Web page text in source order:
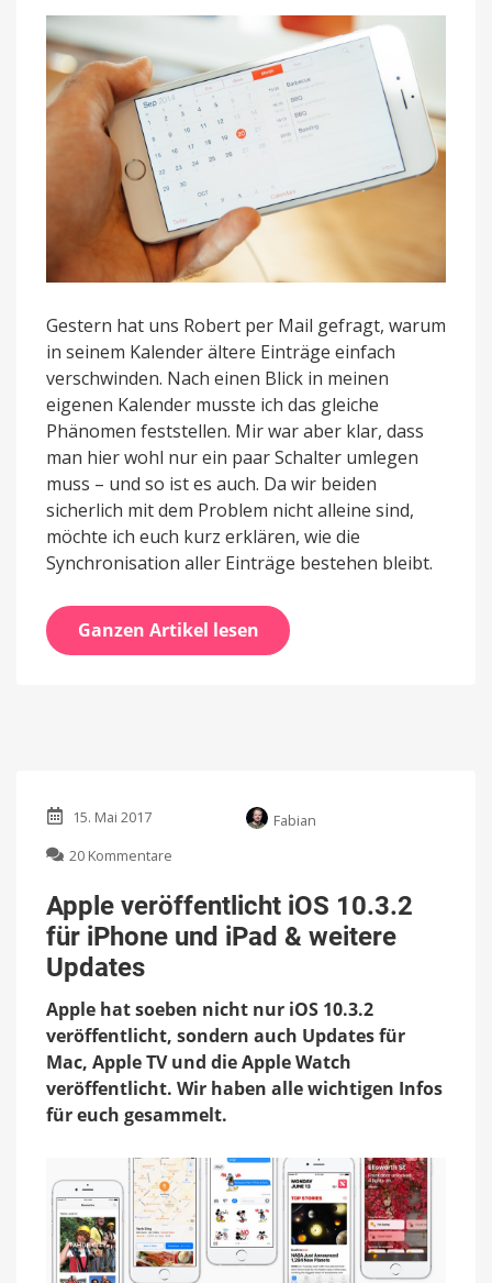
Gestern hat uns Robert per Mail gefragt, warum
in seinem Kalender ältere Einträge einfach
verschwinden. Nach einen Blick in meinen
eigenen Kalender musste ich das gleiche
Phänomen feststellen. Mir war aber klar, dass
man hier wohl nur ein paar Schalter umlegen
muss – und so ist es auch. Da wir beiden
sicherlich mit dem Problem nicht alleine sind,
möchte ich euch kurz erklären, wie die
Synchronisation aller Einträge bestehen bleibt.
Ganzen Artikel lesen
15. Mai 2017
Fabian
20 Kommentare
veröffentlicht
iOS
10.3.2
und
iPad
&
weitere
Updates
Apple veröffentlicht iOS 10.3.2
für iPhone und iPad & weitere
Updates
Apple hat soeben nicht nur iOS 10.3.2
veröffentlicht, sondern auch Updates für
Mac, Apple TV und die Apple Watch
veröffentlicht. Wir haben alle wichtigen Infos
für euch gesammelt.